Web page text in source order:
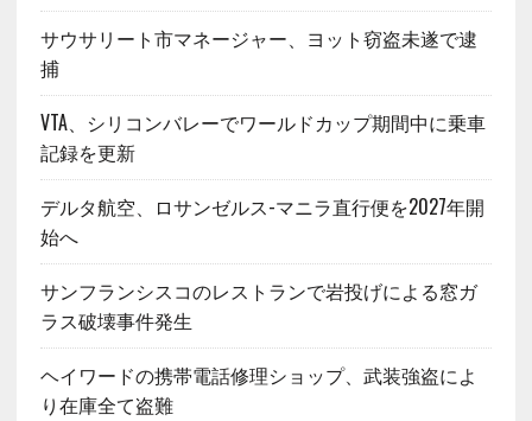
サウサリート市マネージャー、ヨット窃盗未遂で逮
捕
VTA、シリコンバレーでワールドカップ期間中に乗車
記録を更新
デルタ航空、ロサンゼルス-マニラ直行便を2027年開
始へ
サンフランシスコのレストランで岩投げによる窓ガ
ラス破壊事件発生
ヘイワードの携帯電話修理ショップ、武装強盗によ
り在庫全て盗難